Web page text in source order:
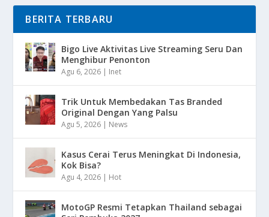
BERITA TERBARU
Bigo Live Aktivitas Live Streaming Seru Dan
Menghibur Penonton
Agu 6, 2026 | Inet
Trik Untuk Membedakan Tas Branded
Original Dengan Yang Palsu
Agu 5, 2026 | News
Kasus Cerai Terus Meningkat Di Indonesia,
Kok Bisa?
Agu 4, 2026 | Hot
MotoGP Resmi Tetapkan Thailand sebagai